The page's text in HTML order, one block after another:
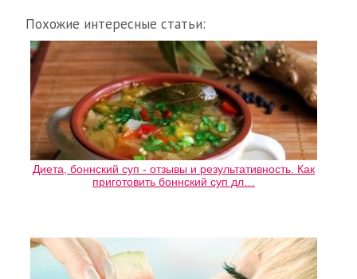
Похожие интересные статьи:
Диета, боннский суп - отзывы и результативность. Как
приготовить боннский суп дл…